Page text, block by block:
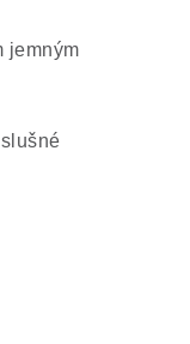
jemným